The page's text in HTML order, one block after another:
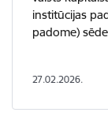
institūcijas
padome)
27.02.2026.